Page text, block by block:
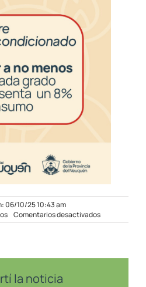
06/10/25 10:43 am
Comentarios desactivadosen
Cortes
la noticia